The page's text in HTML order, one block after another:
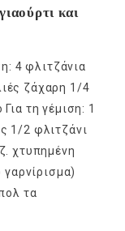
και
4 φλιτζάνια
ζάχαρη 1/4
τη γέμιση: 1
1/2 φλιτζάνι
χτυπημένη
τα